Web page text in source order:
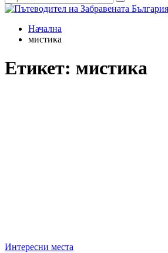
Начална
мистика
Етикет: мистика
Интересни места